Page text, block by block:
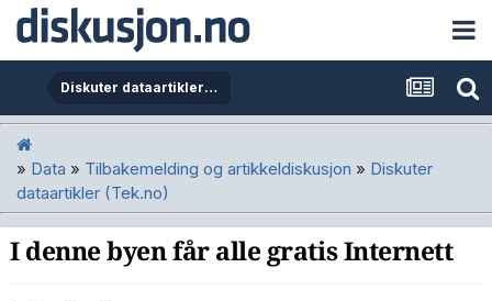
Diskuter dataartikler (Tek.no)
» Data » Tilbakemelding og artikkeldiskusjon » Diskuter
dataartikler (Tek.no)
I denne byen får alle gratis Internett